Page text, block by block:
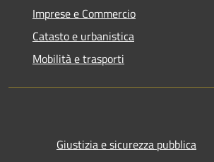
Imprese e Commercio
Catasto e urbanistica
Mobilità e trasporti
Giustizia e sicurezza pubblica